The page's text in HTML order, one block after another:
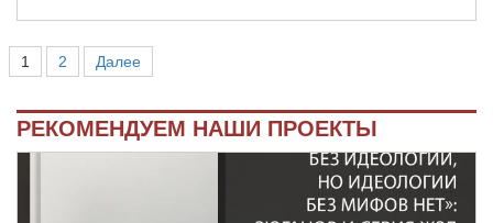
1 2 Далее
РЕКОМЕНДУЕМ НАШИ ПРОЕКТЫ